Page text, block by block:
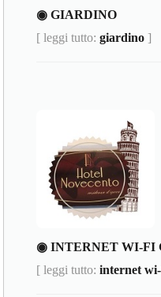
◉ GIARDINO
[ leggi tutto:giardino ]
◉ INTERNET WI-FI
[ leggi tutto:internet